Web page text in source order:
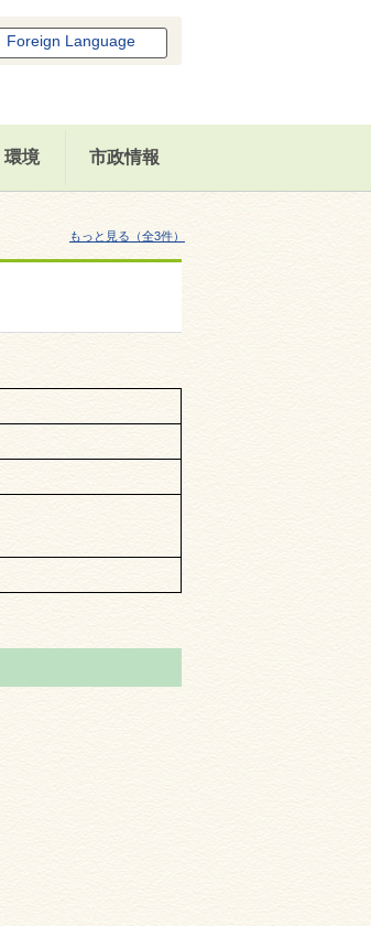
Foreign Language
環境 市政情報
もっと見る（全3件）